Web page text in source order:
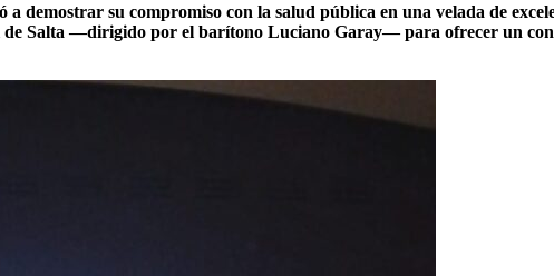
a demostrar su compromiso con la salud pública en una velada de
Salta —dirigido por el barítono Luciano Garay— para ofrecer un